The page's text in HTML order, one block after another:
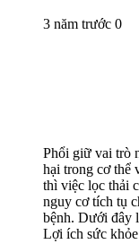
3 năm trước 0
Phổi giữ vai trò
hại trong cơ thể
thì việc lọc thải
nguy cơ tích tụ
bệnh. Dưới đây
Lợi ích sức